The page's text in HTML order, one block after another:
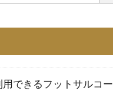
できるフットサルコー